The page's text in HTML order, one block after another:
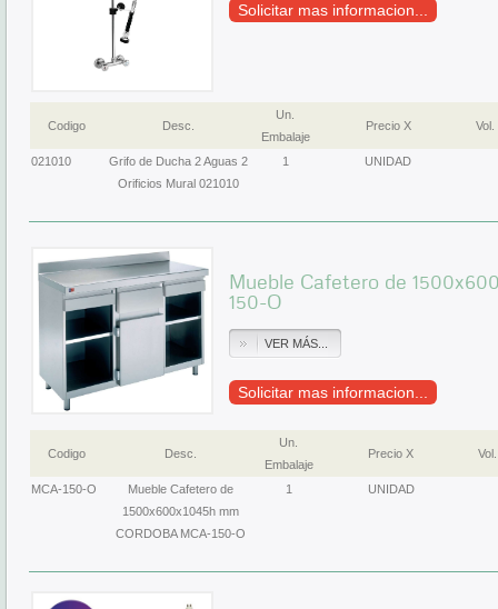
Solicitar mas informacion...
Codigo Desc.
Un.
Embalaje
Precio X Vol.
021010
Grifo de Ducha 2 Aguas 2
Orificios Mural 021010
1 UNIDAD
Mueble Cafetero de
150-O
VER MÁS...
Solicitar mas informacion...
Codigo Desc.
Un.
Embalaje
Precio X Vol.
MCA-150-O
Mueble Cafetero de
1500x600x1045h mm
CORDOBA MCA-150-O
1 UNIDAD